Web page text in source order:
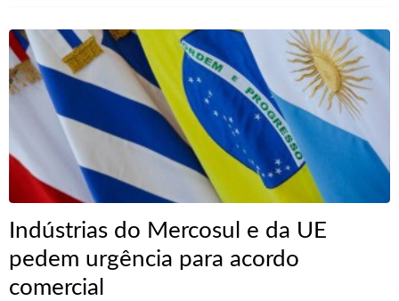
Indústrias do Mercosul e da UE
pedem urgência para acordo
comercial